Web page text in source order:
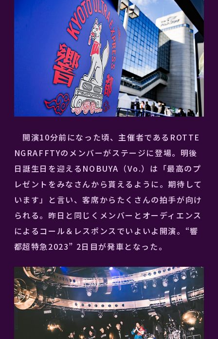
開演10分前になった頃、主催者であるROTTE
NGRAFFTYのメンバーがステージに登場。明後
日誕生日を迎えるNOBUYA（Vo.）は「最高のプ
レゼントをみなさんから貰えるように。期待して
います」と言い、客席からたくさんの拍手が向け
られる。昨日と同じくメンバーとオーディエンス
によるコール＆レスポンスでいよいよ開演。“響
都超特急2023” 2日目が発車となった。